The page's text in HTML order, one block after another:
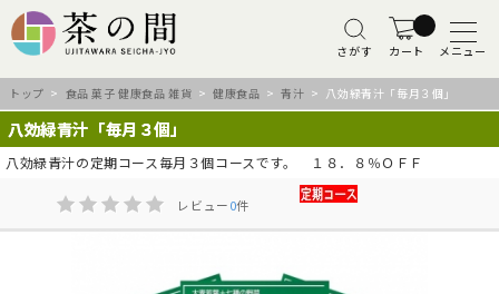
さがす カート メニュー
トップ > 食品 菓子 健康食品 雑貨 >健康食品 >青汁 > 八効緑青汁「毎月３個」
八効緑青汁「毎月３個」
八効緑青汁の定期コース毎月３個コースです。 １８．８％ＯＦＦ
レビュー0件